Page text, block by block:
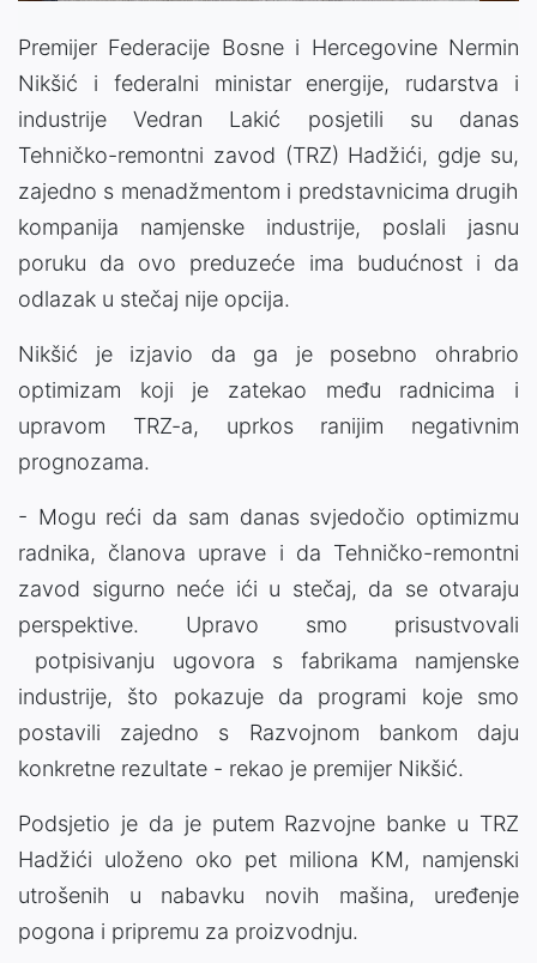
Premijer Federacije Bosne i Hercegovine Nermin
Nikšić i federalni ministar energije, rudarstva i
industrije Vedran Lakić posjetili su danas
Tehničko-remontni zavod (TRZ) Hadžići, gdje su,
zajedno s menadžmentom i predstavnicima drugih
kompanija namjenske industrije, poslali jasnu
poruku da ovo preduzeće ima budućnost i da
odlazak u stečaj nije opcija.
Nikšić je izjavio da ga je posebno ohrabrio
optimizam koji je zatekao među radnicima i
upravom TRZ-a, uprkos ranijim negativnim
prognozama.
- Mogu reći da sam danas svjedočio optimizmu
radnika, članova uprave i da Tehničko-remontni
zavod sigurno neće ići u stečaj, da se otvaraju
perspektive. Upravo smo prisustvovali
potpisivanju ugovora s fabrikama namjenske
industrije, što pokazuje da programi koje smo
postavili zajedno s Razvojnom bankom daju
konkretne rezultate - rekao je premijer Nikšić.
Podsjetio je da je putem Razvojne banke u TRZ
Hadžići uloženo oko pet miliona KM, namjenski
utrošenih u nabavku novih mašina, uređenje
pogona i pripremu za proizvodnju.